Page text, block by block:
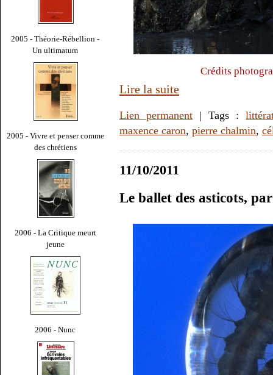
2005 - Théorie-Rébellion -
Un ultimatum
2005 - Vivre et penser comme
des chrétiens
2006 - La Critique meurt
jeune
2006 - Nunc
Crédits
Lire la suite
Lien permanent | Tags :
maxence caron, pierre chalmin,
11/10/2011
Le ballet des asticots,